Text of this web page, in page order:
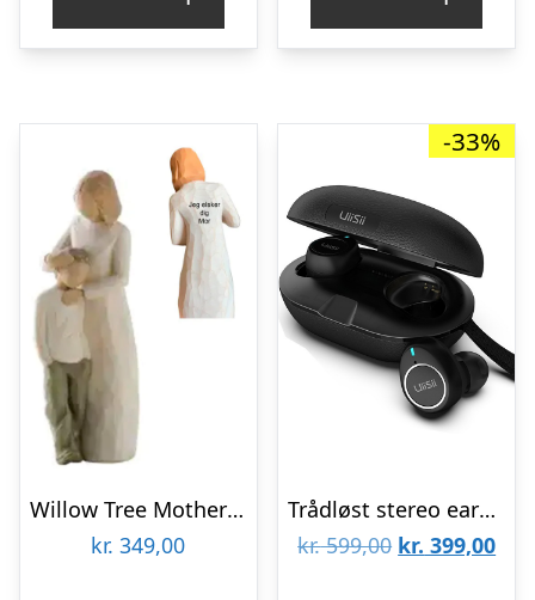
var:
kr. 269,00.kr. 189,00.
Willow Tree Mother and Son
kr. 349,00
-33%
Trådløst stereo earbuds UiiSii TWS60
kr.599,00 Den
kr. 399,00Den